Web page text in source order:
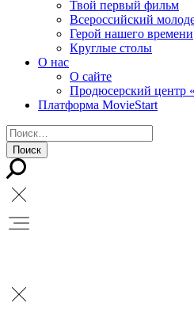
Твой первый фильм
Всероссийский
Герой нашего времени
Круглые столы
О нас
О сайте
Продюсерский центр
Платформа MovieStart